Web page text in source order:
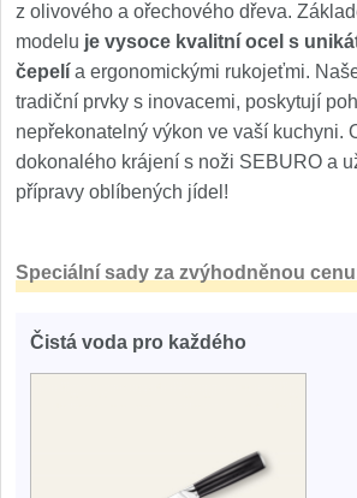
z olivového a ořechového dřeva.
modelu je vysoce kvalitní ocel s
čepelí a ergonomickými rukojeťmi.
tradiční prvky s inovacemi, poskytují
nepřekonatelný výkon ve vaší kuchyni.
dokonalého krájení s noži SEBURO a
přípravy oblíbených jídel!
Speciální sady za zvýhodněnou
Čistá voda pro každého